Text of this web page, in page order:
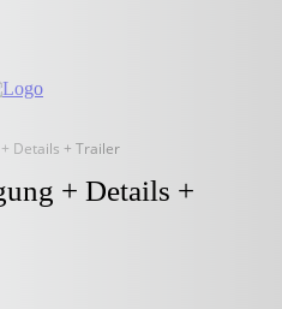
+ Details + Trailer
+ Details +